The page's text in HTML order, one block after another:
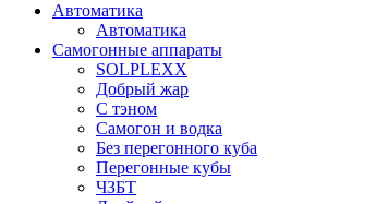
Автоматика
Автоматика
Самогонные аппараты
SOLPLEXX
Добрый жар
С тэном
Самогон и водка
Без перегонного куба
Перегонные кубы
ЧЗБТ